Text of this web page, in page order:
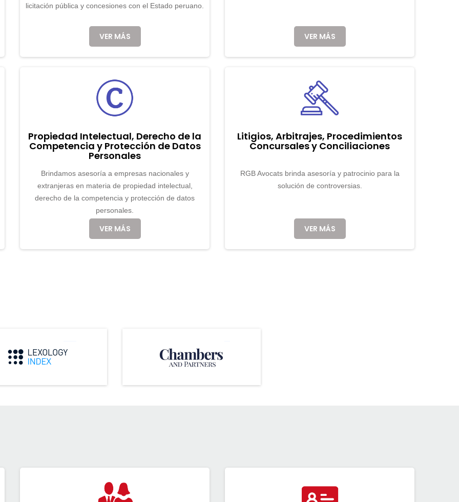
licitación pública y concesiones con el Estado peruano.
VER MÁS VER MÁS
Propiedad Intelectual, Derecho de la
Competencia y Protección de Datos
Personales
Brindamos asesoría a empresas nacionales y
extranjeras en materia de propiedad intelectual,
derecho de la competencia y protección de datos
personales.
VER MÁS
Litigios, Arbitrajes, Procedimientos
Concursales y Conciliaciones
RGB Avocats brinda asesoría y patrocinio para la
solución de controversias.
VER MÁS